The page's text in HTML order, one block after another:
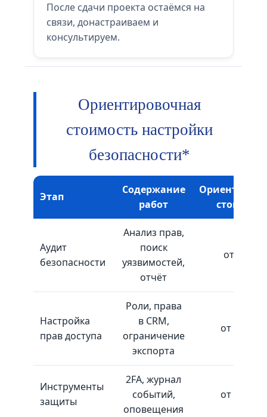
После сдачи проекта остаёмся на
связи, донастраиваем и
консультируем.
Ориентировочная
стоимость настройки
безопасности*
Этап
Содержание
работ
Аудит
безопасности
Анализ прав,
поиск
уязвимостей,
отчёт
от 8 000
Настройка
прав доступа
Роли, права
в CRM,
ограничение
экспорта
от 12 000
Инструменты
защиты
2FA, журнал
событий,
оповещения
от 10 000